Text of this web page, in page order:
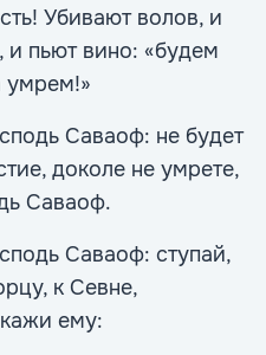
Убивают волов, и
и пьют вино: «будем
умрем!»
Саваоф: не будет
доколе не умрете,
Саваоф.
Саваоф: ступай,
к Севне,
ему: